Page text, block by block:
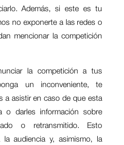
Además, si este es tu
no exponerte a las redes o
mencionar la competición
la competición a tus
un inconveniente, te
a asistir en caso de que esta
o darles información sobre
o retransmitido. Esto
audiencia y, asimismo, la